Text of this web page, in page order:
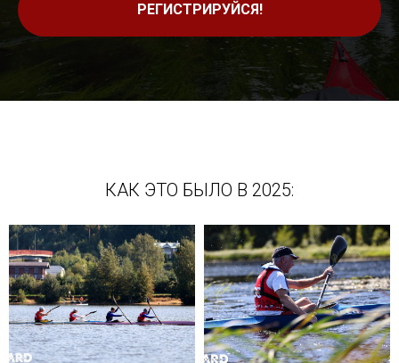
РЕГИСТРИРУЙСЯ!
КАК ЭТО БЫЛО В 2025: